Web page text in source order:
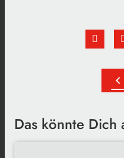
chevron_left
Das könnte Dich